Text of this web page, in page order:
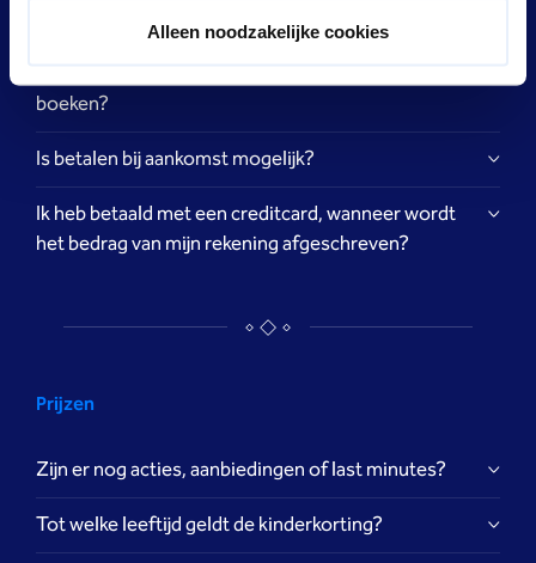
Alleen noodzakelijke cookies
boeken?
Is betalen bij aankomst mogelijk?
Ik heb betaald met een creditcard, wanneer wordt
het bedrag van mijn rekening afgeschreven?
Prijzen
Zijn er nog acties, aanbiedingen of last minutes?
Tot welke leeftijd geldt de kinderkorting?